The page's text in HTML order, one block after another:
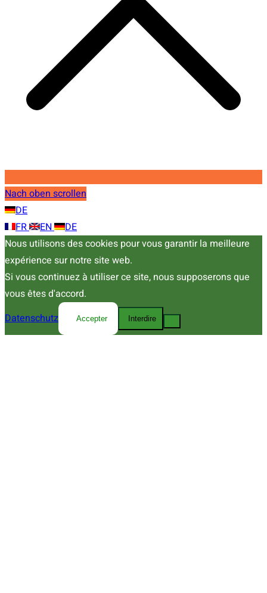
Nach oben scrollen
DE
FR
EN
DE
Nous utilisons des cookies pour vous garantir la meilleure
expérience sur notre site web.
Si vous continuez à utiliser ce site, nous supposerons que
vous êtes d'accord.
Datenschutz
Accepter Interdire